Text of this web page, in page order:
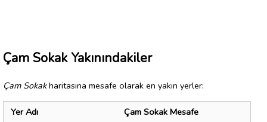
Çam Sokak Yakınındakiler
Çam Sokakharitasına mesafe olarak en yakın yerler:
Yer Adı
Çam Sokak Mesafe